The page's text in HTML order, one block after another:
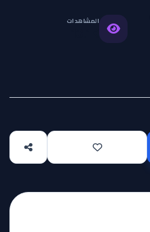
المشاهدات